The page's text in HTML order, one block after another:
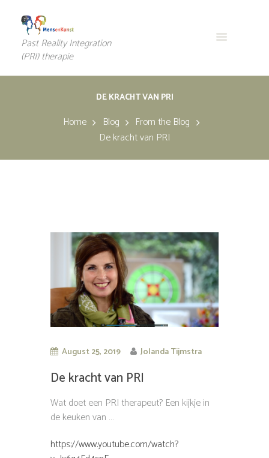
Past Reality Integration
(PRI) therapie
DE KRACHT VAN PRI
Home Blog
From the Blog
De kracht van PRI
August 25, 2019 Jolanda Tijmstra
De kracht van PRI
Wat doet een PRI therapeut? Een kijkje in
de keuken van …
https://www.youtube.com/watch?